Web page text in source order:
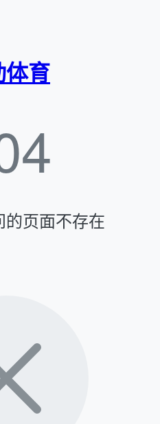
育
页面不存在